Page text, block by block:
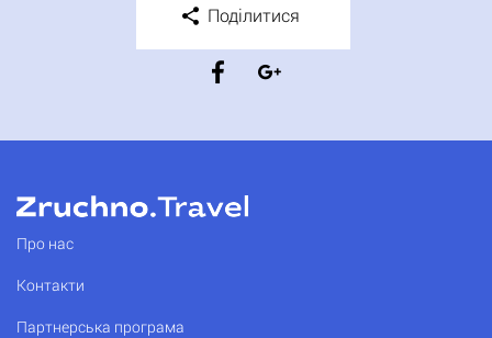
Поділитися
Про нас
Контакти
Партнерська програма